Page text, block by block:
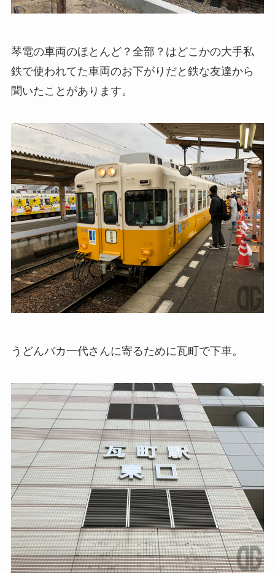
琴電の車両のほとんど？全部？はどこかの大手私
鉄で使われてた車両のお下がりだと鉄な友達から
聞いたことがあります。
うどんバカ一代さんに寄るために瓦町で下車。